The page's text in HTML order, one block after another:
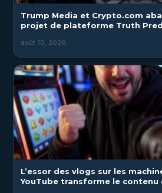
Trump Media et Crypto.com
projet de plateforme Truth
août 10, 2026
L’essor des vlogs sur les
YouTube transforme le contenu